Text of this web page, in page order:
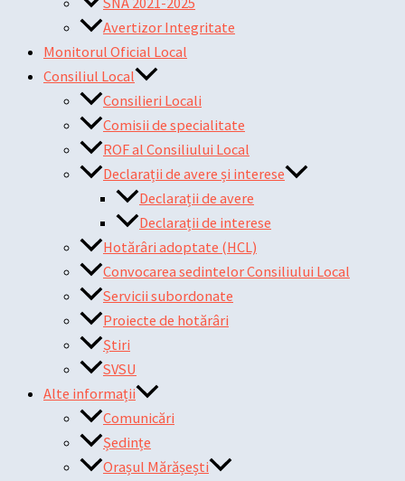
Avertizor Integritate
Monitorul Oficial Local
Consiliul Local
Consilieri Locali
Comisii de specialitate
ROF al Consiliului Local
Declarații de avere și interese
Declarații de avere
Declarații de interese
Hotărâri adoptate (HCL)
Convocarea sedintelor Consiliului Local
Servicii subordonate
Proiecte de hotărâri
Știri
SVSU
Alte informații
Comunicări
Ședințe
Orașul Mărășești